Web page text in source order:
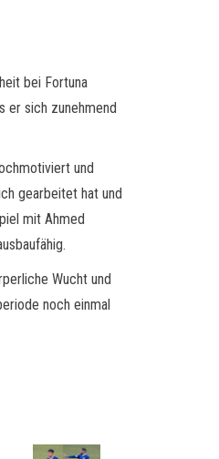
bei Fortuna
er sich zunehmend
und
gearbeitet hat und
mit Ahmed
Wucht und
noch einmal